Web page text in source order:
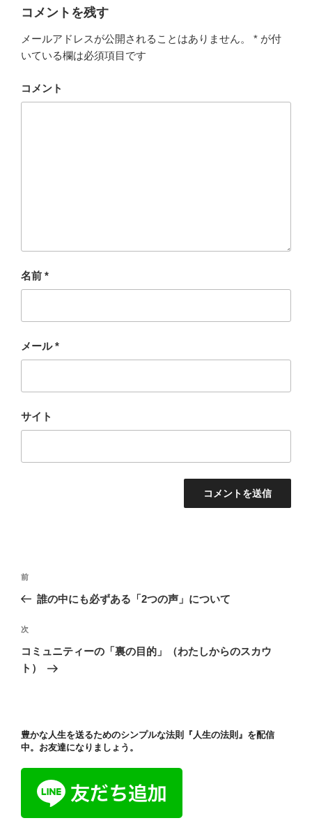
o
k
ー
コメントを残す
メールアドレスが公開されることはありません。 * が付
いている欄は必須項目です
コメント
名前 *
メール*
サイト
投
ビ
ゲ
ー
ン
過
去
投
稿
前
誰の中にも必ずある「2つの声」について
次
の
投
次
コミュニティーの「裏の目的」（わたしからのスカウ
ト）
豊かな人生を送るためのシンプルな法則『人生の法則』を配信
中。お友達になりましょう。